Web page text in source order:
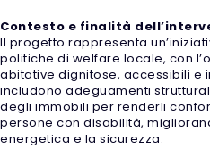
Contesto e finalità
Il progetto rappresenta
politiche di welfare locale, con
abitative dignitose, accessibili e
includono adeguamenti
degli immobili per renderli
persone con disabilità,
energetica e la sicurezza.